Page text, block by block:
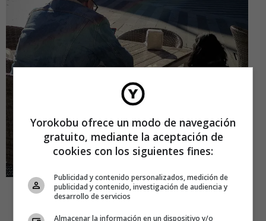
RAÚL BARROSO
Yorokobu ofrece un modo de navegación
gratuito, mediante la aceptación de
cookies con los siguientes fines:
Publicidad y contenido personalizados, medición de
publicidad y contenido, investigación de audiencia y
desarrollo de servicios
Almacenar la información en un dispositivo y/o